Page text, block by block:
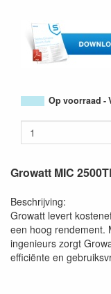
Op voorraad -
Growatt MIC
Beschrijving:
Growatt levert
een hoog rendement.
ingenieurs zorgt
efficiënte en